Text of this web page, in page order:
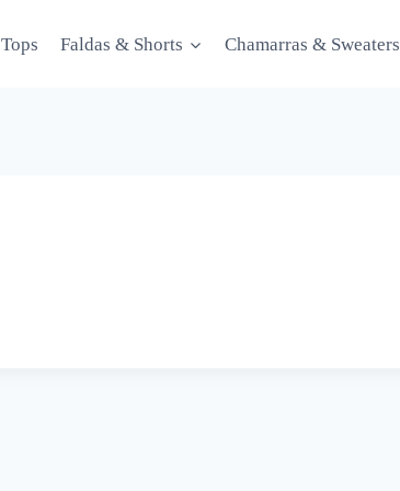
Tops Faldas & Shorts Chamarras & Sweaters